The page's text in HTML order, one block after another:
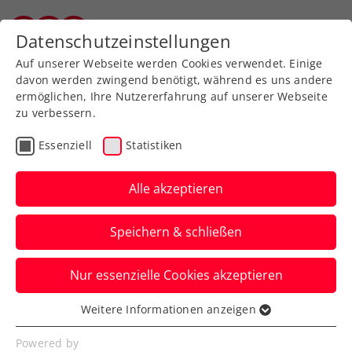
Turniere
Erste Bank Open:
Verdiente Bühne für
Sieger:innen des Drei
Tennisschulcups
Datenschutzeinstellungen
Auf unserer Webseite werden Cookies verwendet. Einige
davon werden zwingend benötigt, während es uns andere
ermöglichen, Ihre Nutzererfahrung auf unserer Webseite
zu verbessern.
Essenziell Statistiken
Alle akzeptieren
Speichern & schließen
Nur essenzielle Cookies akzeptieren
Essenziell
Essenzielle Cookies werden für grundlegende
Weitere Informationen anzeigen
Powered by